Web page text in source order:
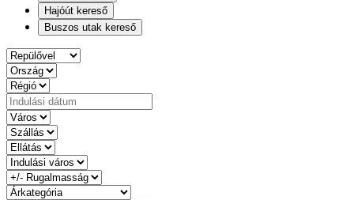
Hajóút kereső
Buszos utak kereső